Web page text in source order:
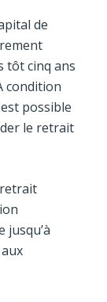
de
tôt cinq ans
condition
possible
le retrait
jusqu’à